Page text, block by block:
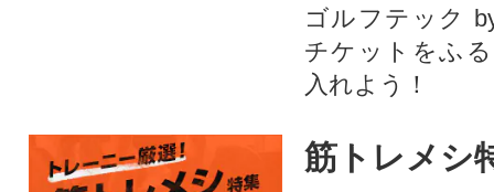
ゴルフテック
チケットをふ
入れよう！
筋トレメシ